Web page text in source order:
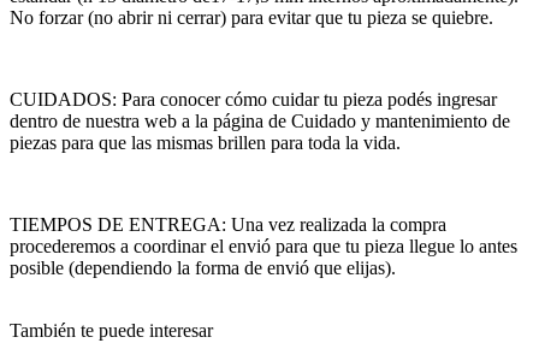
No forzar (no abrir ni cerrar) para evitar que tu pieza se quiebre.
CUIDADOS: Para conocer cómo cuidar tu pieza podés ingresar
dentro de nuestra web a la página de Cuidado y mantenimiento de
piezas para que las mismas brillen para toda la vida.
TIEMPOS DE ENTREGA: Una vez realizada la compra
procederemos a coordinar el envió para que tu pieza llegue lo antes
posible (dependiendo la forma de envió que elijas).
También te puede interesar